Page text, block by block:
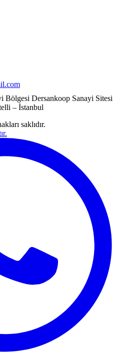
Bölgesi Dersankoop Sanayi Sitesi
– İstanbul
saklıdır.